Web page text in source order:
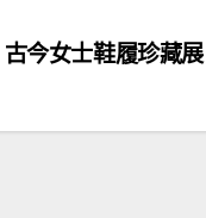
今女士鞋履珍藏展